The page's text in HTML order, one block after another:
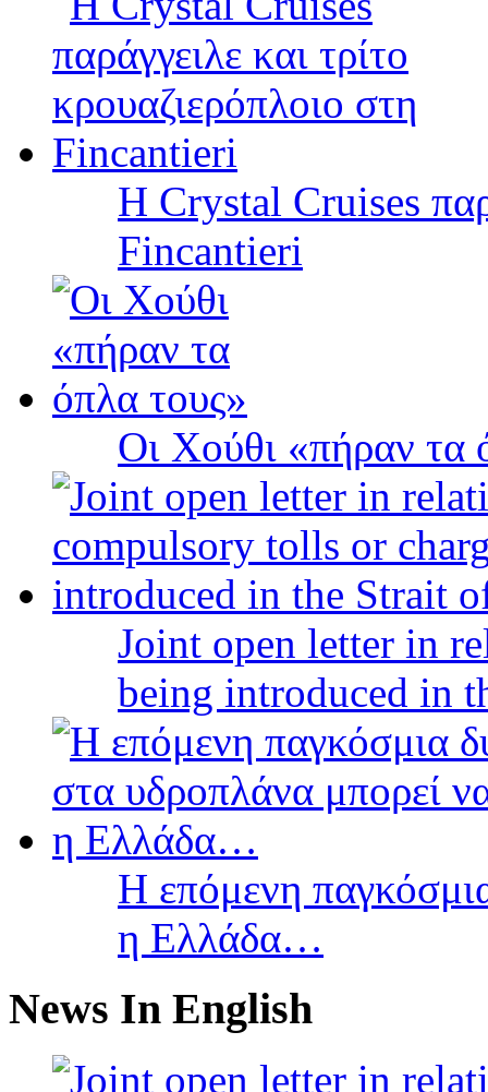
Η Crystal Cruises
Fincantieri
Οι Χούθι «πήραν τα
Joint open letter in
being introduced in
Η επόμενη
η Ελλάδα…
News In English